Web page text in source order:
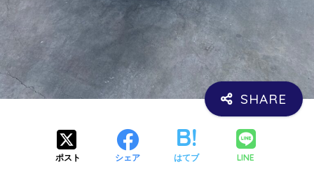
ポスト シェア はてブ LINE